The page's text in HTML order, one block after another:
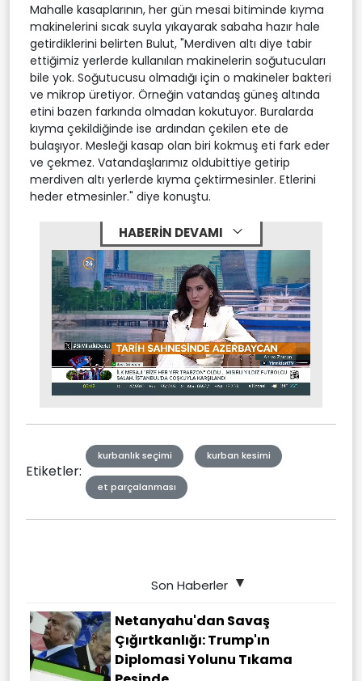
Mahalle kasaplarının, her gün mesai bitiminde kıyma
makinelerini sıcak suyla yıkayarak sabaha hazır hale
getirdiklerini belirten Bulut, "Merdiven altı diye tabir
ettiğimiz yerlerde kullanılan makinelerin soğutucuları
bile yok. Soğutucusu olmadığı için o makineler bakteri
ve mikrop üretiyor. Örneğin vatandaş güneş altında
etini bazen farkında olmadan kokutuyor. Buralarda
kıyma çekildiğinde ise ardından çekilen ete de
bulaşıyor. Mesleği kasap olan biri kokmuş eti fark eder
ve çekmez. Vatandaşlarımız oldubittiye getirip
merdiven altı yerlerde kıyma çektirmesinler. Etlerini
heder etmesinler." diye konuştu.
HABERİN DEVAMI
Unmute Stream
Etiketler:
kurbanlık seçimi kurban kesimi
et parçalanması
Son Haberler
Netanyahu'dan Savaş
Çığırtkanlığı: Trump'ın
Diplomasi Yolunu Tıkama